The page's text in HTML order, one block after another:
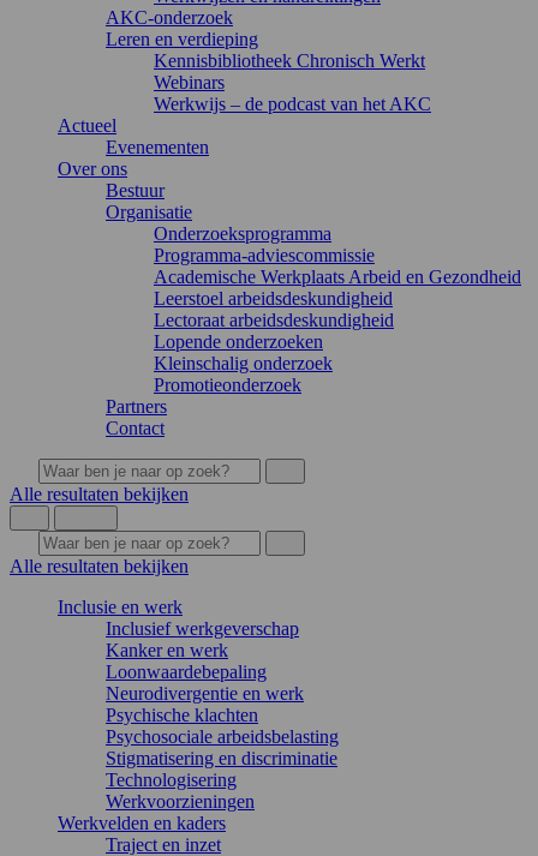
AKC-onderzoek
Leren en verdieping
Kennisbibliotheek Chronisch Werkt
Webinars
Werkwijs – de podcast van het AKC
Actueel
Evenementen
Over ons
Bestuur
Organisatie
Onderzoeksprogramma
Programma-adviescommissie
Academische Werkplaats Arbeid en Gezondheid
Leerstoel arbeidsdeskundigheid
Lectoraat arbeidsdeskundigheid
Lopende onderzoeken
Kleinschalig onderzoek
Promotieonderzoek
Partners
Contact
Alle resultaten bekijken
Alle resultaten bekijken
Inclusie en werk
Inclusief werkgeverschap
Kanker en werk
Loonwaardebepaling
Neurodivergentie en werk
Psychische klachten
Psychosociale arbeidsbelasting
Stigmatisering en discriminatie
Technologisering
Werkvoorzieningen
Werkvelden en kaders
Traject en inzet